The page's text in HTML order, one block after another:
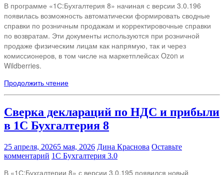
В программе «1С:Бухгалтерия 8» начиная с версии 3.0.196
появилась возможность автоматически формировать сводные
справки по розничным продажам и корректировочные справки
по возвратам. Эти документы используются при розничной
продаже физическим лицам как напрямую, так и через
комиссионеров, в том числе на маркетплейсах Ozon и
Wildberries.
Продолжить чтение
Сверка деклараций по НДС и прибыли
в 1С Бухгалтерия 8
25 апреля, 20265 мая, 2026 Дина Краснова Оставьте
комментарий 1С Бухгалтерия 3.0
В «1С:Бухгалтерии 8» с версии 3.0.195 появился новый